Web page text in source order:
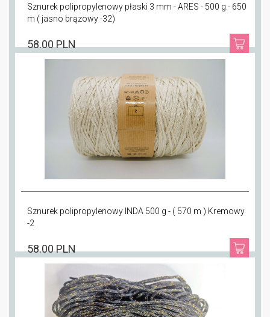
Sznurek polipropylenowy płaski 3 mm - ARES - 500 g.- 650
m ( jasno brązowy -32)
58.00 PLN
Sznurek polipropylenowy INDA 500 g - ( 570 m ) Kremowy
-2
58.00 PLN